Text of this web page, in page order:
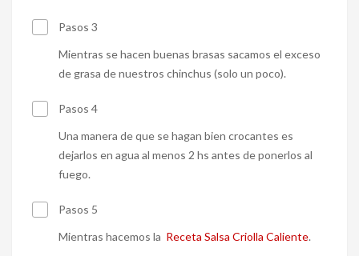
Pasos 3
Mientras se hacen buenas brasas sacamos el exceso
de grasa de nuestros chinchus (solo un poco).
Pasos 4
Una manera de que se hagan bien crocantes es
dejarlos en agua al menos 2 hs antes de ponerlos al
fuego.
Pasos 5
Mientras hacemos la Receta Salsa Criolla Caliente.